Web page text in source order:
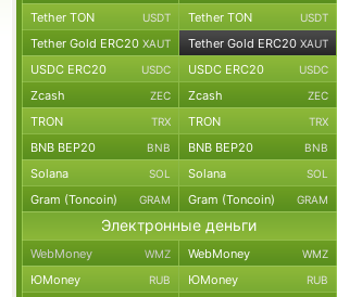
Tether TON USDT Tether TON USDT
Tether Gold ERC20 XAUT Tether Gold ERC20 XAUT
USDC ERC20 USDC USDC ERC20 USDC
Zcash ZEC Zcash ZEC
TRON TRX TRON TRX
BNB BEP20 BNB BNB BEP20 BNB
Solana SOL Solana SOL
Gram (Toncoin) GRAM Gram (Toncoin) GRAM
Электронные деньги
WebMoney WMZ WebMoney WMZ
ЮMoney RUB ЮMoney RUB